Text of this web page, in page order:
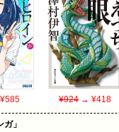
¥924→ ¥418
」